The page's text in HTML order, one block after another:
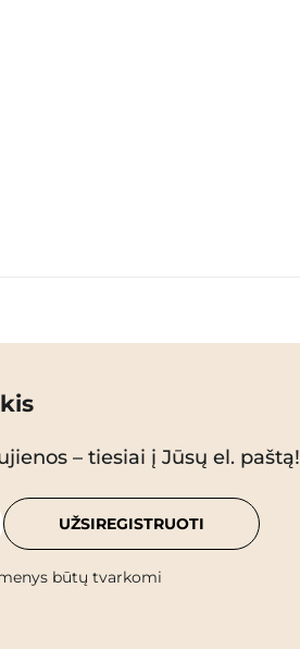
– tiesiai į Jūsų el. paštą!
būtų tvarkomi
UŽSIREGISTRUOTI